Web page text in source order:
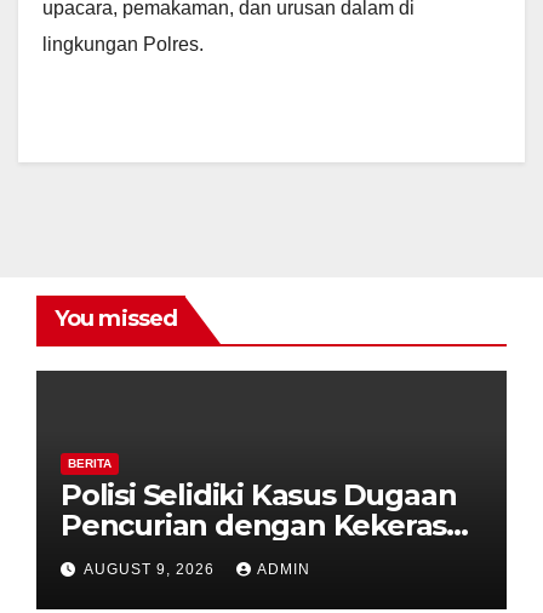
upacara, pemakaman, dan urusan dalam di
lingkungan Polres.
You missed
BERITA
Polisi Selidiki Kasus Dugaan
Pencurian dengan Kekerasan
di Counter HP Royal Phone
Ambarawa.
AUGUST 9, 2026 ADMIN